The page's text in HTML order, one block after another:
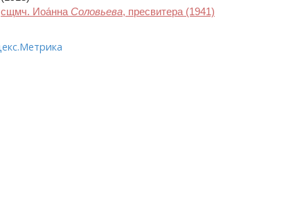
сщмч. Иоа́нна Соловьева, пресвитера (1941)